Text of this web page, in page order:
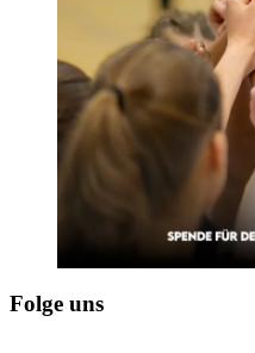
Folge uns